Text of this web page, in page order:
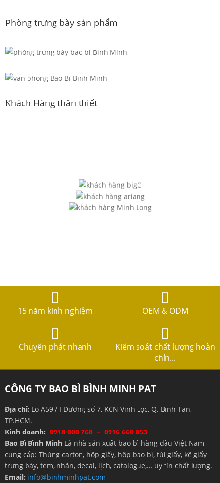
Phòng trưng bày sản phẩm
Khách Hàng thân thiết
15 năm kinh nghiệm OEM & ODM
Chuyển phát nhanh
Kiểm soát chất lượng hoàn
chỉn...
CÔNG TY BAO BÌ BÌNH MINH PAT
Địa chỉ: Lô A59 / I Đường số 7, KCN Vĩnh Lộc, Q. Bình Tân,
TP.HCM.
Kinh doanh: 0918 000 768 – 0916 660 853
Bao Bì Bình Minh Là nhà sản xuất bao bì hàng đầu Việt Nam
cung cấp: Thùng carton, hộp giấy, hộp bao bì, túi giấy, kệ giấy
trưng bày, tem, nhãn, decal, lịch, catalogue,… uy tín chất lượng.
Email: info@binhminhpat.com